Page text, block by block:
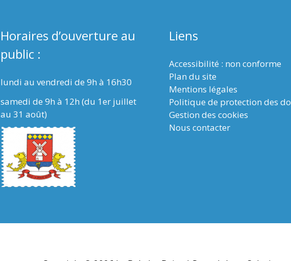
Horaires d’ouverture au
public :
lundi au vendredi de 9h à 16h30
samedi de 9h à 12h (du 1er juillet
au 31 août)
Liens
Accessibilité : non conforme
Plan du site
Mentions légales
Politique de protection des
Gestion des cookies
Nous contacter